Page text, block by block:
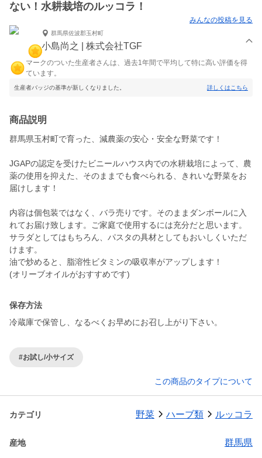
ない！水耕栽培のルッコラ！
みんなの投稿を見る
群馬県佐波郡玉村町
小島尚之 | 株式会社TGF
マークのついた生産者さんは、過去1年間で平均して特に高い評価を得
ています。
生産者バッジの基準が新しくなりました。 詳しくはこちら
商品説明
群馬県玉村町で育った、減農薬の安心・安全な野菜です！
JGAPの認定を受けたビニールハウス内での水耕栽培によって、農
薬の使用を抑えた、そのままでも食べられる、きれいな野菜をお
届けします！
内容は個包装ではなく、バラ売りです。そのままダンボールに入
れてお届け致します。ご家庭で使用するには充分だと思います。
サラダとしてはもちろん、パスタの具材としてもおいしくいただ
けます。
油で炒めると、脂溶性ビタミンの吸収率がアップします！
(オリーブオイルがおすすめです)
保存方法
冷蔵庫で保管し、なるべくお早めにお召し上がり下さい。
#お試し/小サイズ
この商品のタイプについて
カテゴリ 野菜 ハーブ類 ルッコラ
産地 群馬県